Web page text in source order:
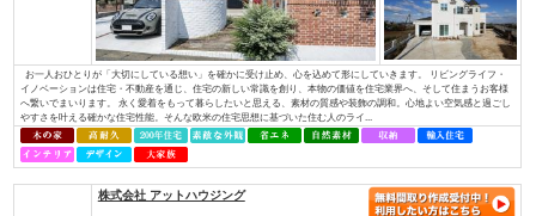
Ａ・ｖａｉｌと言う名前の由来は、「役立つ」「利する」と言う意味から
すと言う意味から名づけました。 そんな社名に合わせて、29工種全てに対